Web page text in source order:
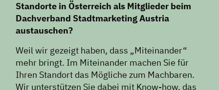
Standorte in Österreich als Mitglieder beim
Dachverband Stadtmarketing Austria
austauschen?
Weil wir gezeigt haben, dass „Miteinander“
mehr bringt. Im Miteinander machen Sie für
Ihren Standort das Mögliche zum Machbaren.
Wir unterstützen Sie dabei mit Know-how, das